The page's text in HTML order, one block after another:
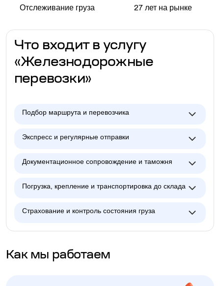
Отслеживание груза 27 лет на рынке
Что входит в услугу
«Железнодорожные
перевозки»
Подбор маршрута и перевозчика
Экспресс и регулярные отправки
Документационное сопровождение и таможня
Погрузка, крепление и транспортировка до склада
Страхование и контроль состояния груза
Как мы работаем